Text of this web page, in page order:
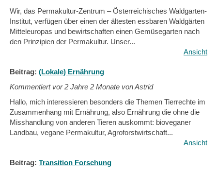
Wir, das Permakultur-Zentrum – Österreichisches Waldgarten-
Institut, verfügen über einen der ältesten essbaren Waldgärten
Mitteleuropas und bewirtschaften einen Gemüsegarten nach
den Prinzipien der Permakultur. Unser...
Ansicht
Beitrag: (Lokale) Ernährung
Kommentiert vor2 Jahre 2 Monate von Astrid
Hallo, mich interessieren besonders die Themen Tierrechte im
Zusammenhang mit Ernährung, also Ernährung die ohne die
Misshandlung von anderen Tieren auskommt: bioveganer
Landbau, vegane Permakultur, Agroforstwirtschaft...
Ansicht
Beitrag: Transition Forschung